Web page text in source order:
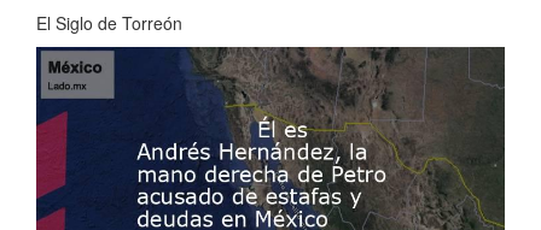
El Siglo de Torreón